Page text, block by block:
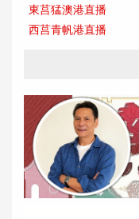
東莒猛澳港直播
西莒青帆港直播